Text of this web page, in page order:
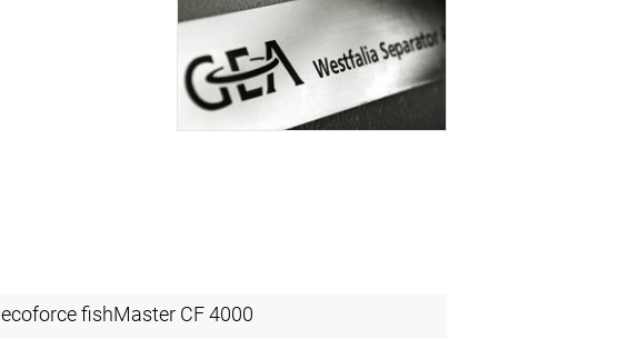
ecoforce fishMaster CF 4000